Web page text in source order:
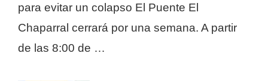
para evitar un colapso El Puente El
Chaparral cerrará por una semana. A partir
de las 8:00 de …